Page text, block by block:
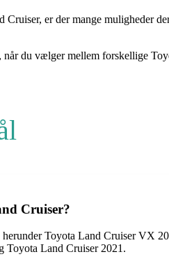
er der mange muligheder
du vælger mellem forskellige
Cruiser?
Toyota Land Cruiser VX
Toyota Land Cruiser 2021.